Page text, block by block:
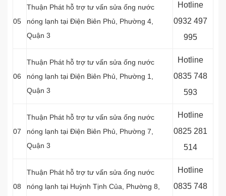
05
Thuận Phát hỗ trợ tư vấn sửa ống nước
nóng lạnh tại Điện Biên Phủ, Phường 4,
Quận 3
Hotline
0932 497
995
06
Thuận Phát hỗ trợ tư vấn sửa ống nước
nóng lạnh tại Điện Biên Phủ, Phường 1,
Quận 3
Hotline
0835 748
593
07
Thuận Phát hỗ trợ tư vấn sửa ống nước
nóng lạnh tại Điện Biên Phủ, Phường 7,
Quận 3
Hotline
0825 281
514
08
Thuận Phát hỗ trợ tư vấn sửa ống nước
nóng lạnh tại Huỳnh Tịnh Của, Phường 8,
Hotline
0835 748